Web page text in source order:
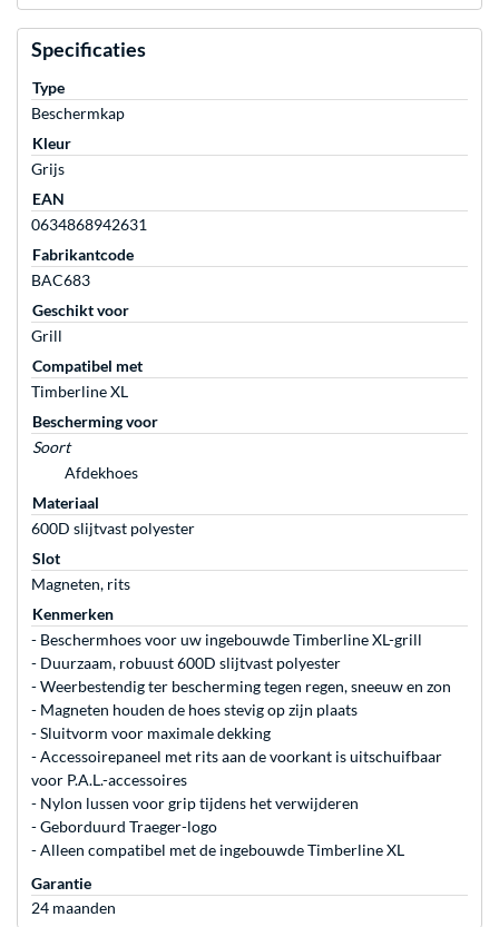
Specificaties
Type
Beschermkap
Kleur
Grijs
EAN
0634868942631
Fabrikantcode
BAC683
Geschikt voor
Grill
Compatibel met
Timberline XL
Bescherming voor
Soort
Afdekhoes
Materiaal
600D slijtvast polyester
Slot
Magneten, rits
Kenmerken
- Beschermhoes voor uw ingebouwde Timberline XL-grill
- Duurzaam, robuust 600D slijtvast polyester
- Weerbestendig ter bescherming tegen regen, sneeuw en zon
- Magneten houden de hoes stevig op zijn plaats
- Sluitvorm voor maximale dekking
- Accessoirepaneel met rits aan de voorkant is uitschuifbaar
voor P.A.L.-accessoires
- Nylon lussen voor grip tijdens het verwijderen
- Geborduurd Traeger-logo
- Alleen compatibel met de ingebouwde Timberline XL
Garantie
24 maanden